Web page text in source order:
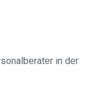
in der